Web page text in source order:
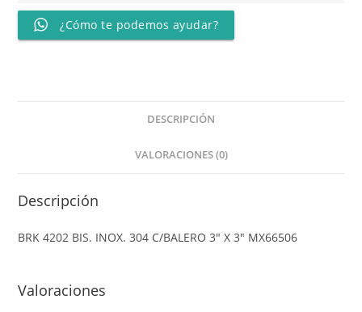
¿Cómo te podemos ayudar?
DESCRIPCIÓN
VALORACIONES (0)
Descripción
BRK 4202 BIS. INOX. 304 C/BALERO 3″ X 3″ MX66506
Valoraciones